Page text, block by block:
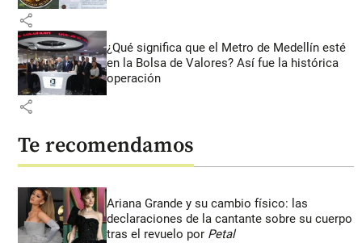
share
¿Qué significa que el Metro de Medellín esté
en la Bolsa de Valores? Así fue la histórica
operación
share
Te recomendamos
Ariana Grande y su cambio físico: las
declaraciones de la cantante sobre su cuerpo
tras el revuelo por Petal